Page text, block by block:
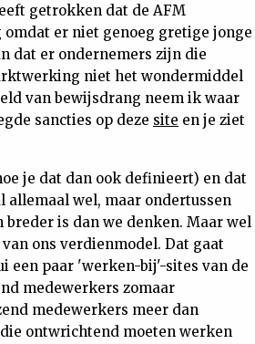
getrokken dat de AFM
er niet genoeg gretige jonge
dat er ondernemers zijn die
niet het wondermiddel
van bewijsdrang neem ik waar
sancties op deze site en je ziet
je dat dan ook definieert) en dat
allemaal wel, maar ondertussen
is dan we denken. Maar wel
ons verdienmodel. Dat gaat
een paar 'werken-bij'-sites van de
medewerkers zomaar
medewerkers meer dan
ontwrichtend moeten werken